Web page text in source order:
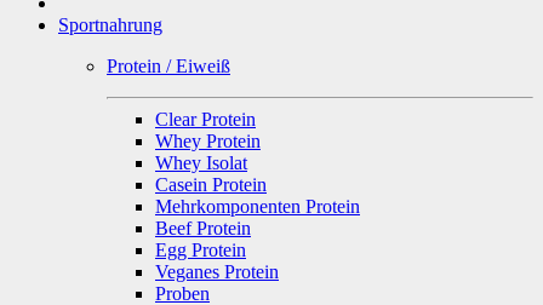
Sportnahrung
Protein / Eiweiß
Clear Protein
Whey Protein
Whey Isolat
Casein Protein
Mehrkomponenten Protein
Beef Protein
Egg Protein
Veganes Protein
Proben